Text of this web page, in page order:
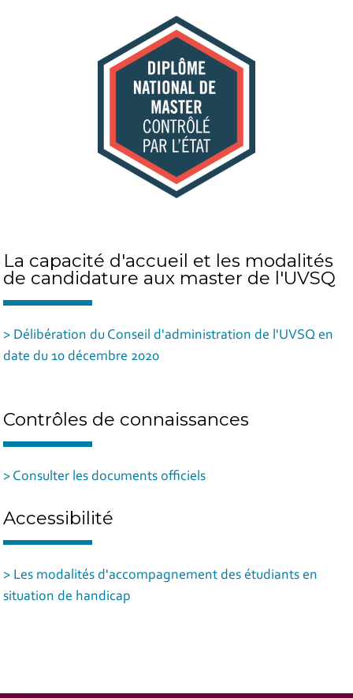
La capacité d'accueil et les modalités
de candidature aux master de l'UVSQ
> Délibération du Conseil d'administration de l'UVSQ en
date du 10 décembre 2020
Contrôles de connaissances
> Consulter les documents officiels
Accessibilité
> Les modalités d'accompagnement des étudiants en
situation de handicap